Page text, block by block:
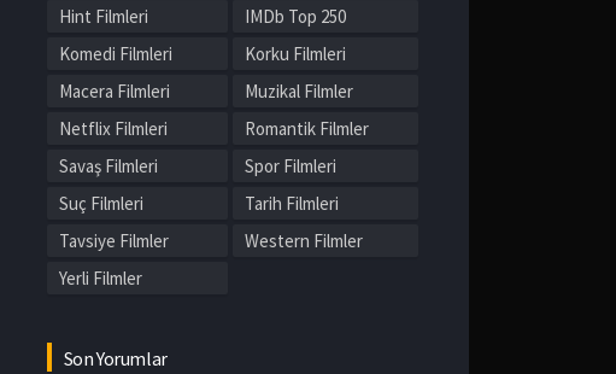
Hint Filmleri
IMDb Top 250
Komedi Filmleri
Korku Filmleri
Macera Filmleri
Muzikal Filmler
Netflix Filmleri
Romantik Filmler
Savaş Filmleri
Spor Filmleri
Suç Filmleri
Tarih Filmleri
Tavsiye Filmler
Western Filmler
Yerli Filmler
Son Yorumlar